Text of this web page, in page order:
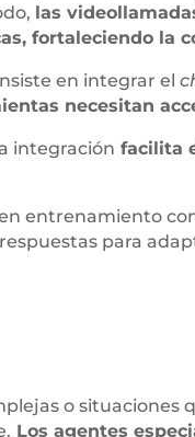
las
fortaleciendo la
en integrar el
necesitan
integración facilita
entrenamiento
para
o
Los agentes